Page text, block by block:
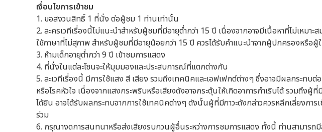
เงื่อนไขการเข้าชม
1. ขอสงวนสิทธิ์ 1 ที่นั่ง ต่อผู้ชม 1 ท่านเท่านั้น
2. ละครเวทีเรื่องนี้ไม่แนะนำสำหรับผู้ชมที่มีอายุต่ำกว่า 15 ปี เนื่องจากอาจมีเนื้อหาที่ไม่เหมา
ใช้ภาษาที่ไม่สุภาพ สำหรับผู้ชมที่มีอายุน้อยกว่า 15 ปี ควรได้รับคำแนะนำจากผู้ปกครองหรือ
3. ห้ามเด็กอายุต่ำกว่า 9 ปี เข้าชมการแสดง
4. ที่นั่งในแต่ละโซนจะให้มุมมองและประสบการณ์ที่แตกต่างกัน
5. ละเวทีเรื่องนี้ มีการใช้แสง สี เสียง รวมถึงเทคนิคและเอฟเฟกต์ต่างๆ ซึ่งอาจมีผลกระทบต่
หรือโรคหัวใจ เนื่องจากแสงกระพริบหรือเสียงดังอาจกระตุ้นให้เกิดอาการกำเริบได้ รวมถึง
ได้ยิน อาจได้รับผลกระทบจากการใช้เทคนิคต่างๆ ดังนั้นผู้ที่มีภาวะดังกล่าวควรหลีกเลี่ยงกา
ร่วม
6. กรุณางดการสนทนาหรือส่งเสียงรบกวนผู้อื่นระหว่างการชมการแสดง ทั้งนี้ ท่านสามารถ